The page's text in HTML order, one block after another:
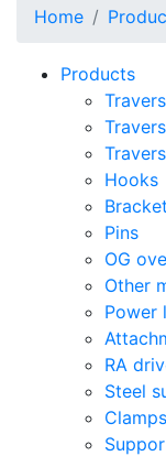
Home
Products
Hooks
Pins
OG
Other
Power
RA
Steel